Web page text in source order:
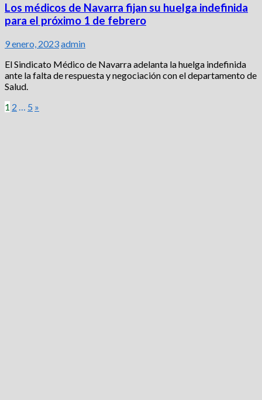
Los médicos de Navarra fijan su huelga indefinida
para el próximo 1 de febrero
9 enero, 2023admin
El Sindicato Médico de Navarra adelanta la huelga indefinida
ante la falta de respuesta y negociación con el departamento de
Salud.
Paginación
1 2 … 5 »